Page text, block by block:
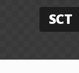
SCT